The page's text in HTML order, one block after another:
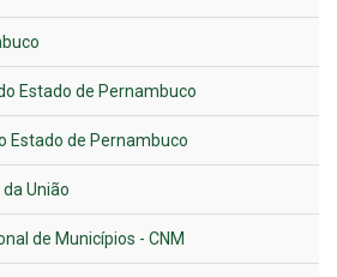
Estado de Pernambuco
Estado de Pernambuco
União
de Municípios - CNM